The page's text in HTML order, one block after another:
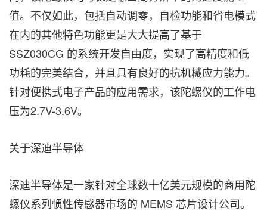
值。不仅如此，包括自动调零，自检功能和省电模式
在内的其他特色功能更是大大提高了基于
SSZ030CG 的系统开发自由度，实现了高精度和低
功耗的完美结合，并且具有良好的抗机械应力能力。
针对便携式电子产品的应用需求，该陀螺仪的工作电
压为2.7V-3.6V。
关于深迪半导体
深迪半导体是一家针对全球数十亿美元规模的商用陀
螺仪系列惯性传感器市场的 MEMS 芯片设计公司。